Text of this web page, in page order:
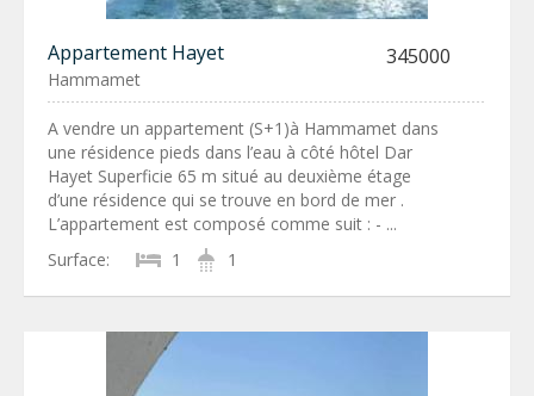
Appartement Hayet 345000
Hammamet
A vendre un appartement (S+1)à Hammamet dans
une résidence pieds dans l’eau à côté hôtel Dar
Hayet Superficie 65 m situé au deuxième étage
d’une résidence qui se trouve en bord de mer .
L’appartement est composé comme suit : - ...
Surface:
1 1